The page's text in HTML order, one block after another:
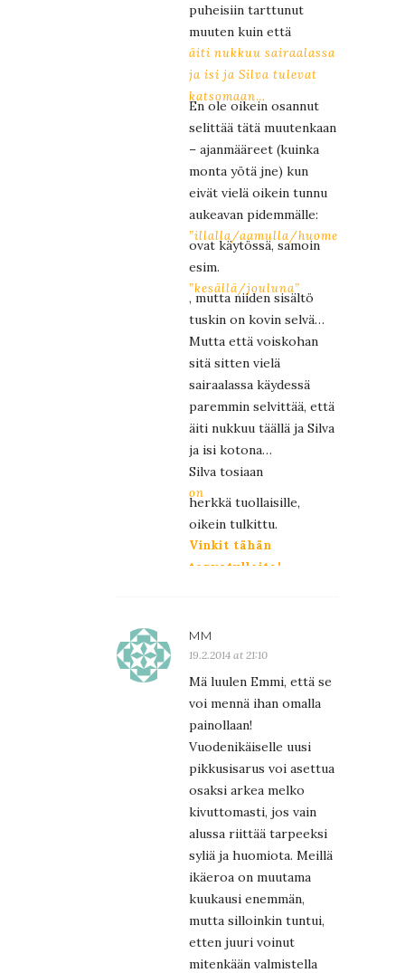
puheisiin tarttunut
muuten kuin että
äiti nukkuu sairaalassa
ja isi ja Silva tulevat
katsomaan…
En ole oikein osannut
selittää tätä muutenkaan
– ajanmääreet (kuinka
monta yötä jne) kun
eivät vielä oikein tunnu
aukeavan pidemmälle:
”illalla/aamulla/huomenna”
ovat käytössä, samoin
esim.
”kesällä/jouluna”
, mutta niiden sisältö
tuskin on kovin selvä…
Mutta että voiskohan
sitä sitten vielä
sairaalassa käydessä
paremmin selvittää, että
äiti nukkuu täällä ja Silva
ja isi kotona…
Silva tosiaan
on
herkkä tuollaisille,
oikein tulkittu.
Vinkit tähän
tervetulleita!
MM
19.2.2014 at 21:10
Mä luulen Emmi, että se
voi mennä ihan omalla
painollaan!
Vuodenikäiselle uusi
pikkusisarus voi asettua
osaksi arkea melko
kivuttomasti, jos vain
alussa riittää tarpeeksi
syliä ja huomiota. Meillä
ikäeroa on muutama
kuukausi enemmän,
mutta silloinkin tuntui,
etten juuri voinut
mitenkään valmistella